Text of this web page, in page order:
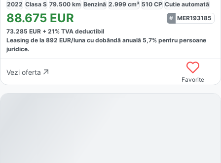
2022 Clasa S 79.500 km Benzină 2.999 cm³ 510 CP Cutie automată
88.675 EUR
MER193185
73.285 EUR + 21% TVA deductibil
Leasing de la 892 EUR/luna cu dobăndă anuală 5,7% pentru persoane
juridice.
Vezi oferta
Favorite